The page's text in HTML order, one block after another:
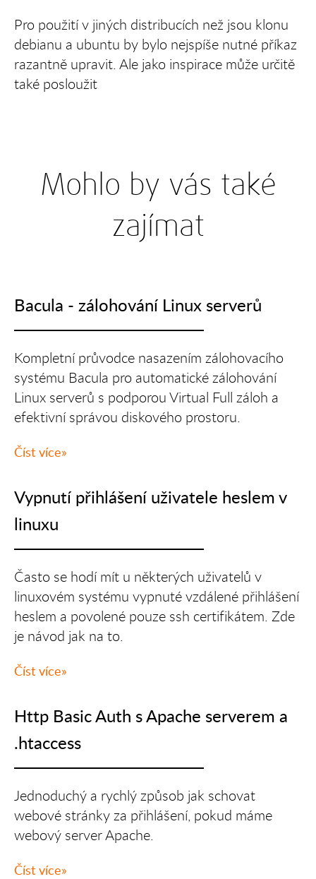
Pro použití v jiných distribucích než jsou klonu
debianu a ubuntu by bylo nejspíše nutné příkaz
razantně upravit. Ale jako inspirace může určitě
také posloužit
Mohlo by vás také
zajímat
Bacula - zálohování Linux serverů
Kompletní průvodce nasazením zálohovacího
systému Bacula pro automatické zálohování
Linux serverů s podporou Virtual Full záloh a
efektivní správou diskového prostoru.
Číst více
Vypnutí přihlášení uživatele heslem v
linuxu
Často se hodí mít u některých uživatelů v
linuxovém systému vypnuté vzdálené přihlášení
heslem a povolené pouze ssh certifikátem. Zde
je návod jak na to.
Číst více
Http Basic Auth s Apache serverem a
.htaccess
Jednoduchý a rychlý způsob jak schovat
webové stránky za přihlášení, pokud máme
webový server Apache.
Číst více